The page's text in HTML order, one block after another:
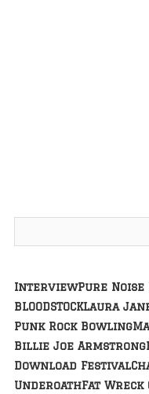
InterviewPure Noise
BLOODSTOCKLaura
Punk Rock Bowling
Billie Joe Armstrong
Download Festival
UnderoathFat Wreck